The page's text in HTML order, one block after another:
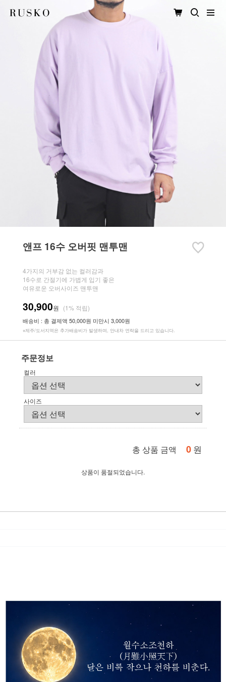
앤프 16수 오버핏 맨투맨
4가지의 거부감 없는 컬러감과
16수로 간절기에 가볍게 입기 좋은
여유로운 오버사이즈 맨투맨
30,900원 (1% 적립)
배송비 : 총 결제액 50,000원 미만시 3,000원
※제주/도서지역은 추가배송비가 발생하며, 안내차 연락을 드리고 있습니다.
주문정보
컬러
사이즈
총 상품 금액 0 원
상품이 품절되었습니다.